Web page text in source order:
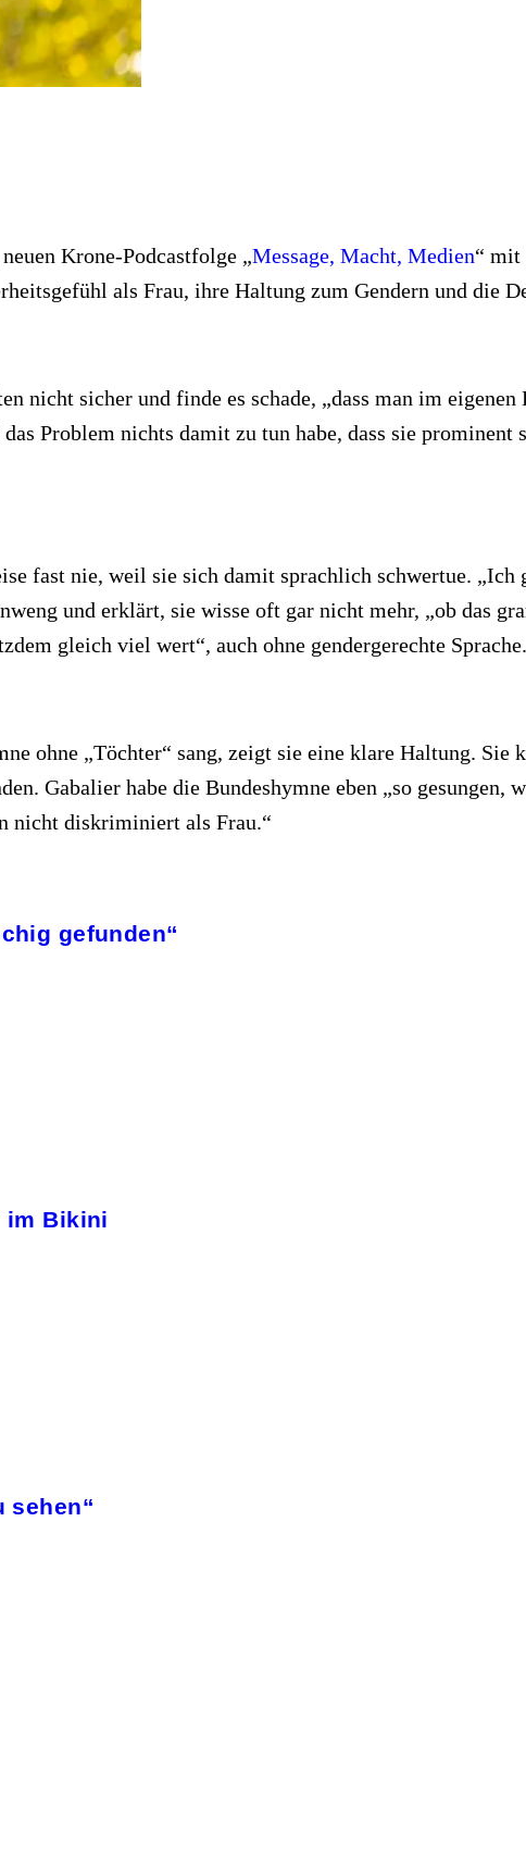
Krone-Podcastfolge „Message, Macht, Medien“ mit
als Frau, ihre Haltung zum Gendern und die
nicht sicher und finde es schade, „dass man im eigenen
Problem nichts damit zu tun habe, dass sie
fast nie, weil sie sich damit sprachlich schwertue. „Ich
und erklärt, sie wisse oft gar nicht mehr, „ob das
gleich viel wert“, auch ohne gendergerechte Sprache.
ohne „Töchter“ sang, zeigt sie eine klare Haltung. Sie
Gabalier habe die Bundeshymne eben „so gesungen,
nicht diskriminiert als Frau.“
gefunden“
im Bikini
sehen“